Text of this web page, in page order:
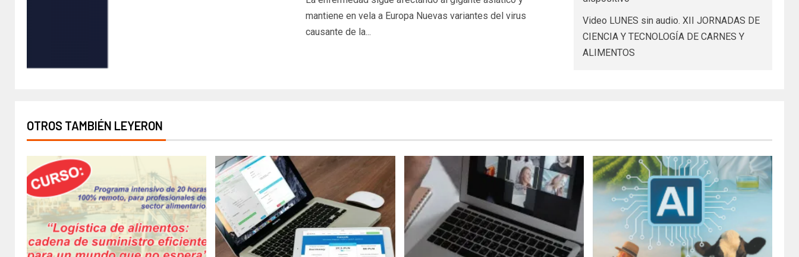
mantiene en vela a Europa Nuevas variantes del virus
causante de la...
Video LUNES sin audio. XII JORNADAS DE
CIENCIA Y TECNOLOGÍA DE CARNES Y
ALIMENTOS
OTROS TAMBIÉN LEYERON